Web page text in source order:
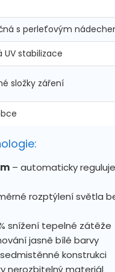
s perleťovým
stabilizace
složky záření
– automaticky reguluje
rozptýlení světla
snížení tepelné zátěže
jasně bílé barvy
konstrukci
nerozbitelný materiál